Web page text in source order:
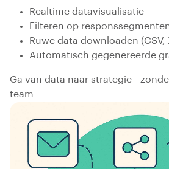
Realtime datavisualisatie
Filteren op
Ruwe data downloaden (CSV,
Automatisch gegenereerde
Ga van data naar
team.